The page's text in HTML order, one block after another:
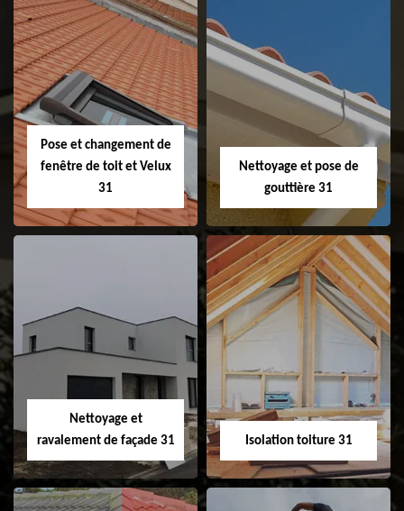
Couvreur 31
Etanchéité de
faitage et faitière
31
Pose et changement de
fenêtre de toit et Velux
31
Pose et
changement de
fenêtre de toit et
Velux 31
Nettoyage et pose de
gouttière 31
Nettoyage et pose
Nettoyage et
ravalement de façade 31
Isolation toiture 31